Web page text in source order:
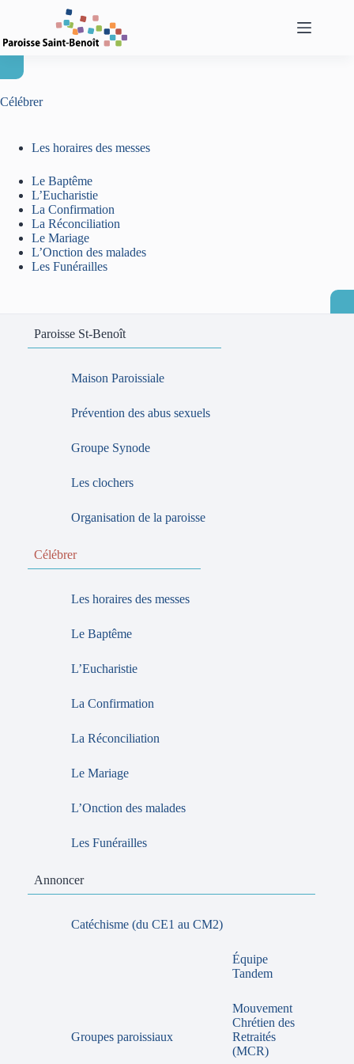
Célébrer
Les horaires des messes
Le Baptême
L’Eucharistie
La Confirmation
La Réconciliation
Le Mariage
L’Onction des malades
Les Funérailles
Paroisse St-Benoît
Maison Paroissiale
Prévention des abus sexuels
Groupe Synode
Les clochers
Organisation de la paroisse
Célébrer
Les horaires des messes
Le Baptême
L’Eucharistie
La Confirmation
La Réconciliation
Le Mariage
L’Onction des malades
Les Funérailles
Annoncer
Catéchisme (du CE1 au CM2)
Groupes paroissiaux
Équipe
Tandem
Mouvement
Chrétien des
Retraités
(MCR)